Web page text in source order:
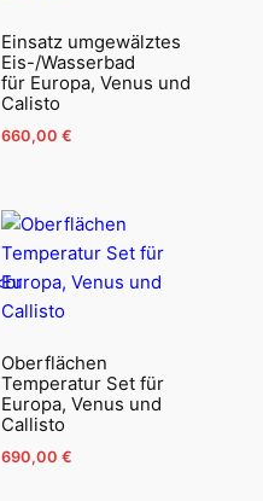
Einsatz umgewälztes
Eis-/Wasserbad
für Europa, Venus und
Calisto
660,00 €
Oberflächen
Temperatur Set für
Europa, Venus und
Callisto
690,00 €